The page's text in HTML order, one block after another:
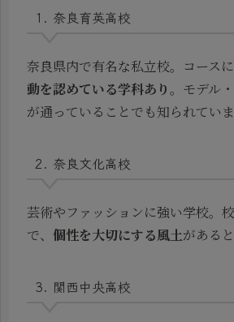
1. 奈良育英高校
奈良県内で有名な私立校。コース
動を認めている学科あり。モデル
が通っていることでも知られていま
2. 奈良文化高校
芸術やファッションに強い学校。
で、 個性を大切にする風土がある
3. 関西中央高校